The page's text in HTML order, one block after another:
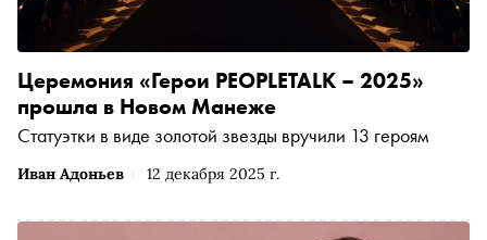
Иван Адоньев 12 декабря 2025 г.
Церемония «Герои PEOPLETALK – 2025»
прошла в Новом Манеже
Статуэтки в виде золотой звезды вручили 13 героям